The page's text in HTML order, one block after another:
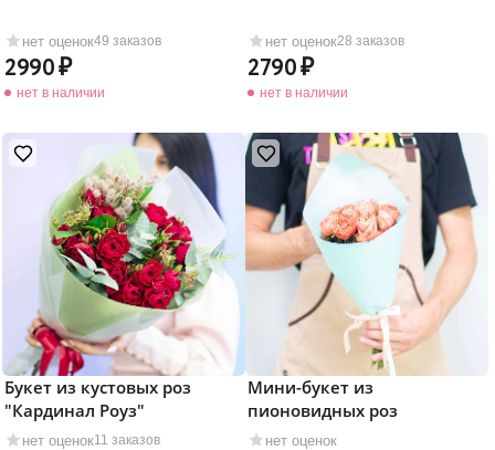
нет оценок49 заказов
2990
нет в наличии
нет оценок28 заказов
2790
нет в наличии
нет оценок11 заказов
Букет из кустовых роз
"Кардинал Роуз"
нет оценок
Мини-букет из
пионовидных роз